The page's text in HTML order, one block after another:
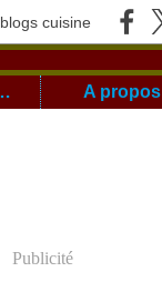
cuisine
& Newsletter A propos
Publicité